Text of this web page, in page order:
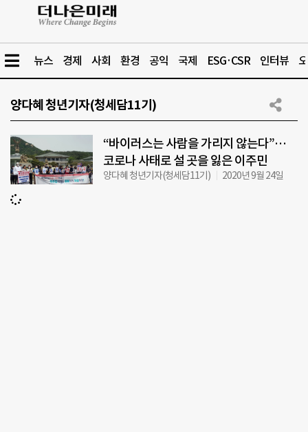
뉴스 경제 사회 환경 공익 국제 ESG·CSR 인터뷰
양다혜 청년기자(청세담11기)
“바이러스는 사람을 가리지 않는다”…
코로나 사태로 설 곳을 잃은 이주민
양다혜 청년기자(청세담11기) 2020년 9월 24일